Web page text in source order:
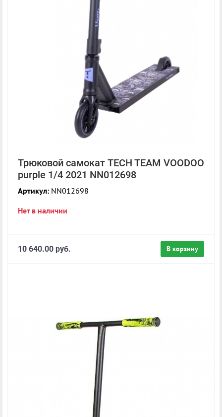
Трюковой самокат TECH TEAM VOODOO
purple 1/4 2021 NN012698
Артикул: NN012698
Нет в наличии
В корзину
10 640.00 руб.